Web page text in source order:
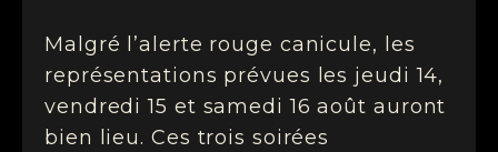
Malgré l’alerte rouge canicule, les
représentations prévues les jeudi 14,
vendredi 15 et samedi 16 août auront
bien lieu. Ces trois soirées